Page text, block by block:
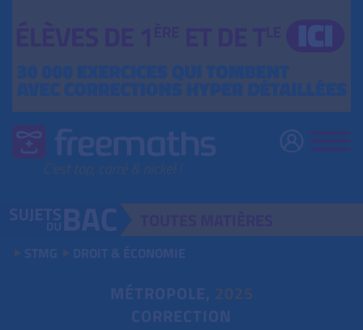
STMG DROIT & ÉCONOMIE
MÉTROPOLE, 2025
CORRECTION